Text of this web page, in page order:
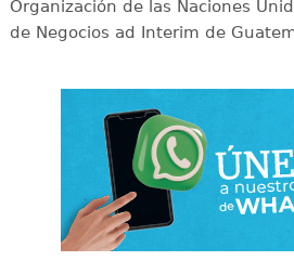
Organización de las Naciones
de Negocios ad Interim de